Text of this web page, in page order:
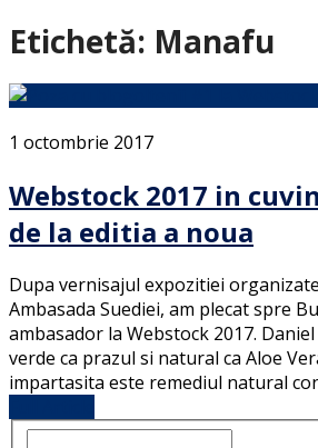
Etichetă: Manafu
1 octombrie 2017
Webstock 2017 in
de la editia a noua
Dupa vernisajul expozitiei
Ambasada Suediei, am plecat spre
ambasador la Webstock 2017.
verde ca prazul si natural ca Aloe
impartasita este remediul natural